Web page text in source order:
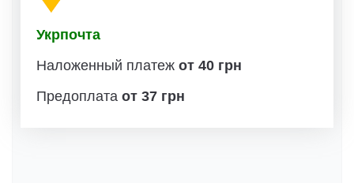
Укрпочта
Наложенный платеж от 40 грн
Предоплата от 37 грн